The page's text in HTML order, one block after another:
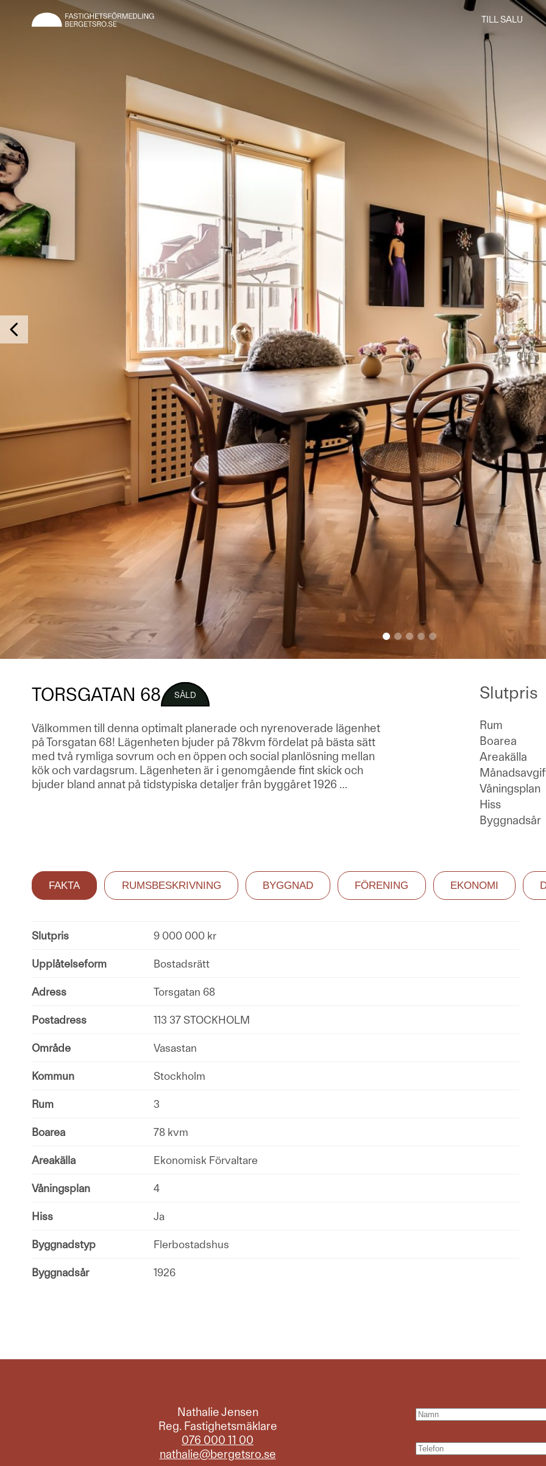
TILL SALU
TORSGATAN 68 SÅLD
Välkommen till denna optimalt planerade och nyrenoverade lägenhet
på Torsgatan 68! Lägenheten bjuder på 78kvm fördelat på bästa sätt
med två rymliga sovrum och en öppen och social planlösning mellan
kök och vardagsrum. Lägenheten är i genomgående fint skick och
bjuder bland annat på tidstypiska detaljer från byggåret 1926 …
Slutpris
Rum
Boarea
Areakälla
Våningsplan
Hiss
Byggnadsår
FAKTA RUMSBESKRIVNING BYGGNAD FÖRENING EKONOMI
Slutpris 9 000 000 kr
Upplåtelseform Bostadsrätt
Adress Torsgatan 68
Postadress 113 37 STOCKHOLM
Område Vasastan
Kommun Stockholm
Rum 3
Boarea 78 kvm
Areakälla Ekonomisk Förvaltare
Våningsplan 4
Hiss Ja
Byggnadstyp Flerbostadshus
Byggnadsår 1926
Nathalie Jensen
Reg. Fastighetsmäklare
076 000 11 00
nathalie@bergetsro.se